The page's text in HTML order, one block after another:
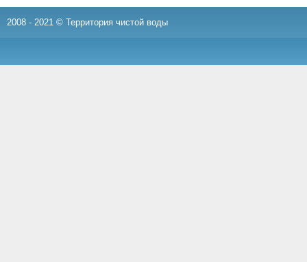
2008 - 2021 © Территория чистой воды